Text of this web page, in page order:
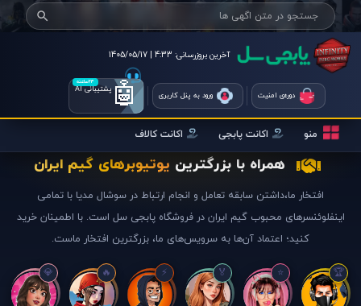
آخرین بروزرسانی: 4:33 | 1405/05/17
دوره‌ی امنیت ورود به پنل کاربری
۲۴ساعته 🤖 پشتیبانی AI
منو اکانت پابجی اکانت کالاف
همراه با بزرگترین یوتیوبرهای گیم ایران
افتخار ما،داشتن سابقه تعامل و انجام ارتباط در سوشال مدیا با تمامی
اینفلوئنسرهای محبوب گیم ایران در فروشگاه پابجی سل است. با اطمینان خرید
کنید؛ اعتماد آن‌ها به سرویس‌های ما، بزرگترین افتخار ماست.